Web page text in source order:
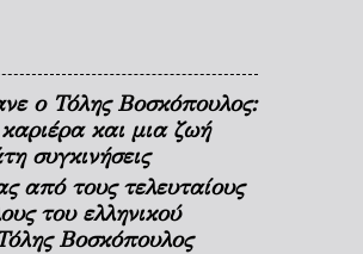
ο Τόλης Βοσκόπουλος:
και μια ζωή
συγκινήσεις
από τους τελευταίους
του ελληνικού
Βοσκόπουλος